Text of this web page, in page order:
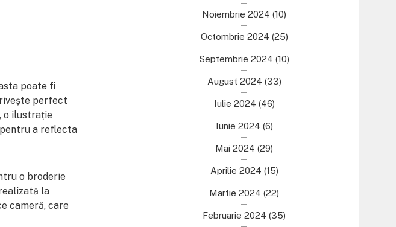
poate fi
perfect
o ilustrație
a reflecta
o broderie
la
cameră, care
Noiembrie 2024 (10)
Octombrie 2024 (25)
Septembrie 2024 (10)
August 2024 (33)
Iulie 2024 (46)
Iunie 2024 (6)
Mai 2024 (29)
Aprilie 2024 (15)
Martie 2024 (22)
Februarie 2024 (35)